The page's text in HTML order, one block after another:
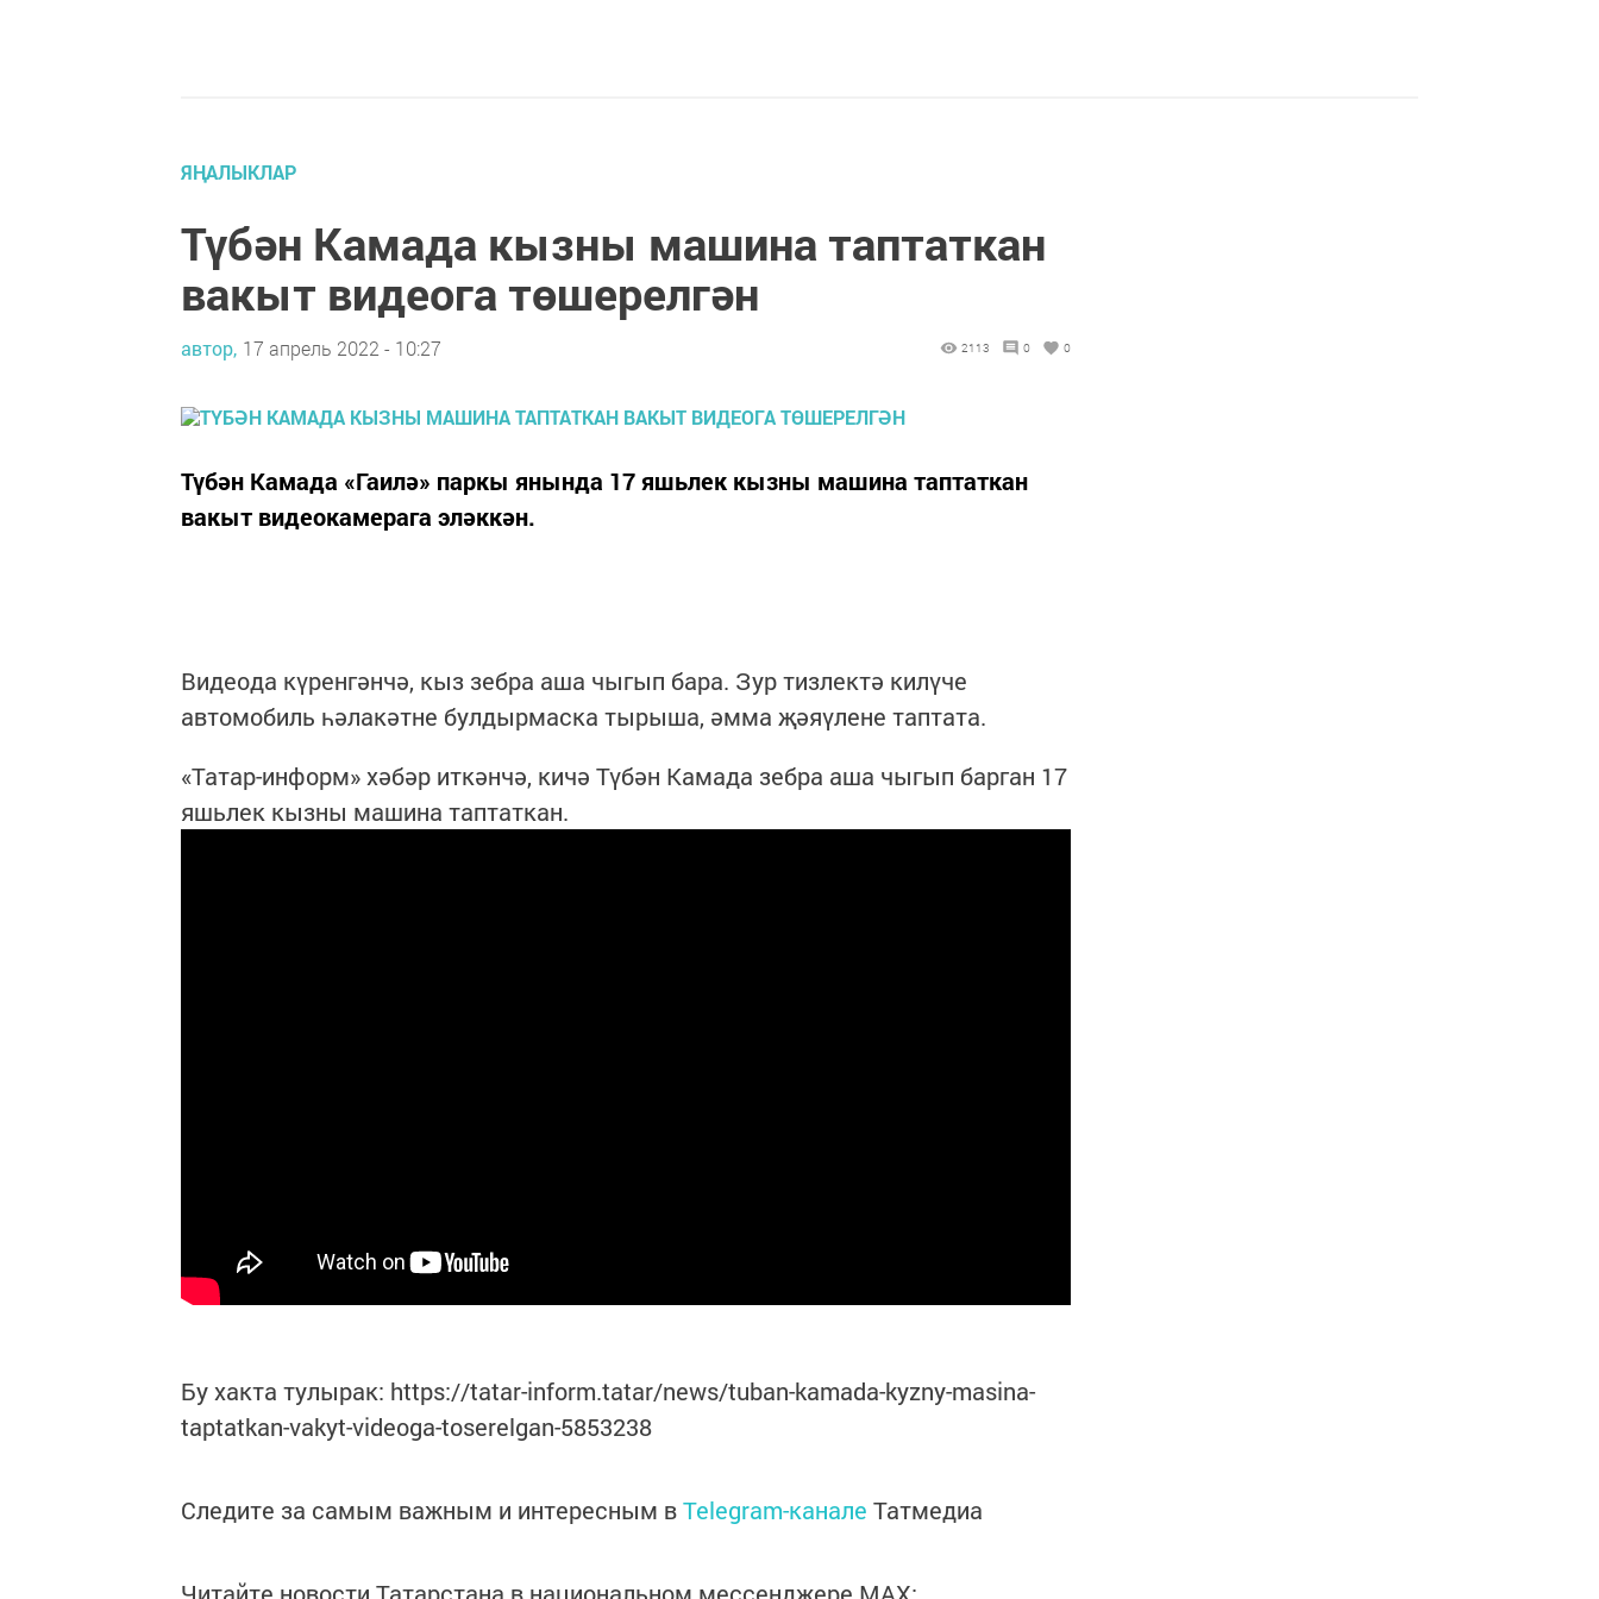
ЯҢАЛЫКЛАР
Түбән Камада кызны машина таптаткан
вакыт видеога төшерелгән
автор, 17 апрель 2022 - 10:27 2113 0 0
Түбән Камада «Гаилә» паркы янында 17 яшьлек кызны машина таптаткан
вакыт видеокамерага эләккән.
Видеода күренгәнчә, кыз зебра аша чыгып бара. Зур тизлектә килүче
автомобиль һәлакәтне булдырмаска тырыша, әмма җәяүлене таптата.
«Татар-информ» хәбәр иткәнчә, кичә Түбән Камада зебра аша чыгып барган 17
яшьлек кызны машина таптаткан.
Бу хакта тулырак: https://tatar-inform.tatar/news/tuban-kamada-kyzny-masina-
taptatkan-vakyt-videoga-toserelgan-5853238
Следите за самым важным и интересным вTelegram-канале Татмедиа
Читайте новости Татарстана в национальном мессенджере MАХ: